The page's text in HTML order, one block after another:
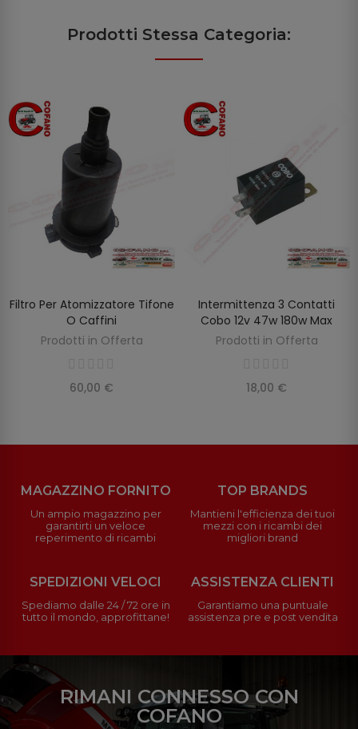
Prodotti Stessa Categoria:
AGGIUNGI AL CARRELLO
Filtro Per Atomizzatore Tifone
O Caffini
Prodotti in Offerta
60,00 €
AGGIUNGI AL CARRELLO
Intermittenza 3 Contatti
Cobo 12v 47w 180w Max
Prodotti in Offerta
18,00 €
MAGAZZINO FORNITO
Un ampio magazzino per
garantirti un veloce
reperimento di ricambi
TOP BRANDS
Mantieni l'efficienza dei tuoi
mezzi con i ricambi dei
migliori brand
SPEDIZIONI VELOCI
Spediamo dalle 24 / 72 ore in
tutto il mondo, approfittane!
ASSISTENZA CLIENTI
Garantiamo una puntuale
assistenza pre e post vendita
RIMANI CONNESSO CON
COFANO